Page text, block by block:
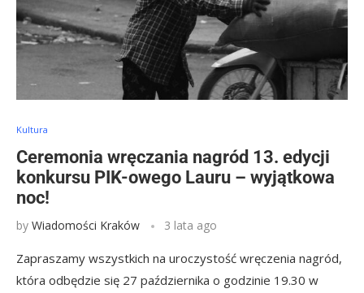
Kultura
Ceremonia wręczania nagród 13. edycji
konkursu PIK-owego Lauru – wyjątkowa
noc!
by Wiadomości Kraków 3 lata ago
Zapraszamy wszystkich na uroczystość wręczenia nagród,
która odbędzie się 27 października o godzinie 19.30 w